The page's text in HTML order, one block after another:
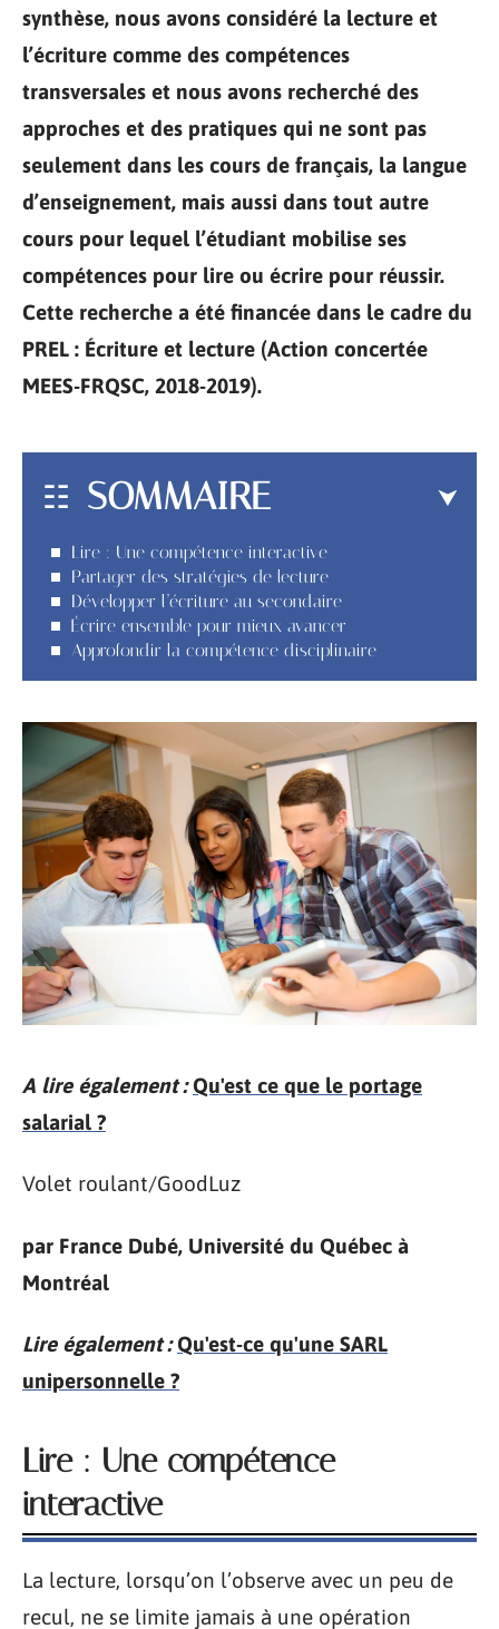
synthèse, nous avons considéré la lecture et
l’écriture comme des compétences
transversales et nous avons recherché des
approches et des pratiques qui ne sont pas
seulement dans les cours de français, la langue
d’enseignement, mais aussi dans tout autre
cours pour lequel l’étudiant mobilise ses
compétences pour lire ou écrire pour réussir.
Cette recherche a été financée dans le cadre du
PREL : Écriture et lecture (Action concertée
MEES-FRQSC, 2018-2019).
SOMMAIRE
Lire : Une compétence interactive
Partager des stratégies de lecture
Développer l’écriture au secondaire
Écrire ensemble pour mieux avancer
Approfondir la compétence disciplinaire
A lire également : Qu'est ce que le portage
salarial ?
Volet roulant/GoodLuz
par France Dubé, Université du Québec à
Montréal
Lire également : Qu'est-ce qu'une SARL
unipersonnelle ?
Lire : Une compétence
interactive
La lecture, lorsqu’on l’observe avec un peu de
recul, ne se limite jamais à une opération